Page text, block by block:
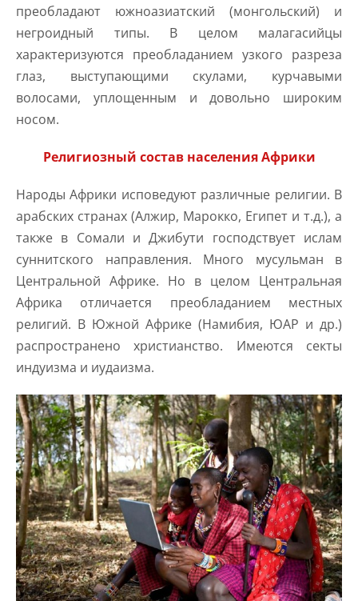
преобладают южноазиатский (монгольский) и
негроидный типы. В целом малагасийцы
характеризуются преобладанием узкого разреза
глаз, выступающими скулами, курчавыми
волосами, уплощенным и довольно широким
носом.
Религиозный состав населения Африки
Народы Африки исповедуют различные религии. В
арабских странах (Алжир, Марокко, Египет и т.д.), а
также в Сомали и Джибути господствует ислам
суннитского направления. Много мусульман в
Центральной Африке. Но в целом Центральная
Африка отличается преобладанием местных
религий. В Южной Африке (Намибия, ЮАР и др.)
распространено христианство. Имеются секты
индуизма и иудаизма.